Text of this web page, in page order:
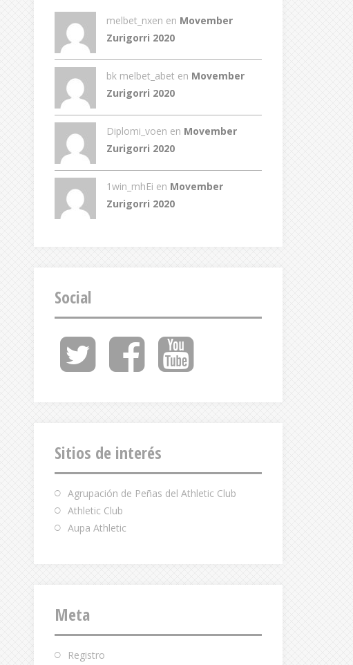
melbet_nxen en Movember
Zurigorri 2020
bk melbet_abet en Movember
Zurigorri 2020
Diplomi_voen en Movember
Zurigorri 2020
1win_mhEi en Movember
Zurigorri 2020
Social
Twitter Facebook Youtube
Sitios de interés
Agrupación de Peñas del Athletic Club
Athletic Club
Aupa Athletic
Meta
Registro